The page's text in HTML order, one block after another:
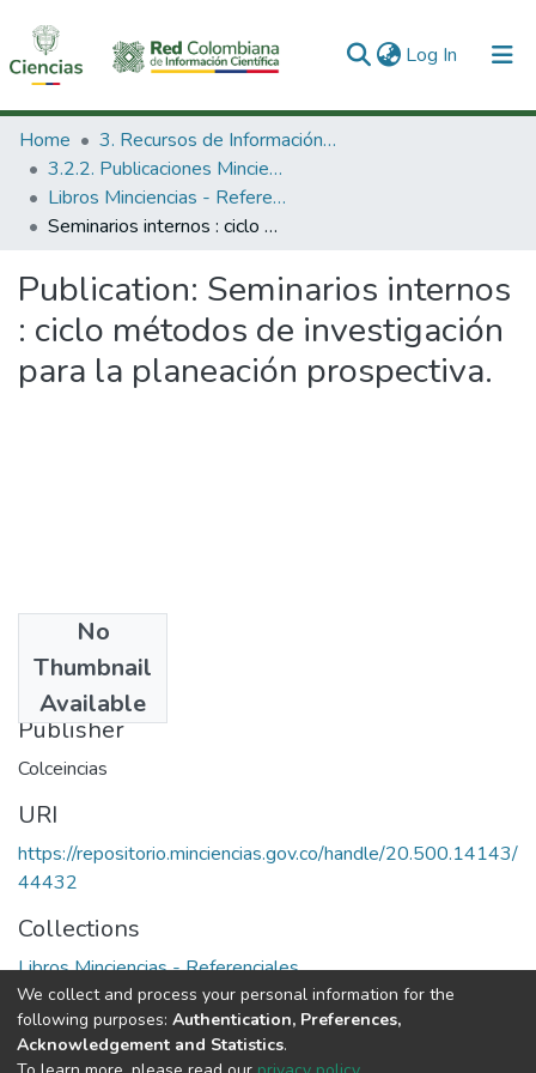
Log In (current)
Communities & Collections
All of DSpace
Statistics
Home
3. Recursos de Información Científica y Tecnológica
3.2.2. Publicaciones Minciencias
Libros Minciencias - Referenciales
Seminarios internos : ciclo métodos de investigación para la planeación prospectiva.
Publication: Seminarios internos
: ciclo métodos de investigación
para la planeación prospectiva.
No
Thumbnail
Available
1984
Publisher
Colceincias
URI
https://repositorio.minciencias.gov.co/handle/20.500.14143/
44432
Collections
Libros Minciencias - Referenciales
Full item page
We collect and process your personal information for the
following purposes: Authentication, Preferences,
Acknowledgement and Statistics.